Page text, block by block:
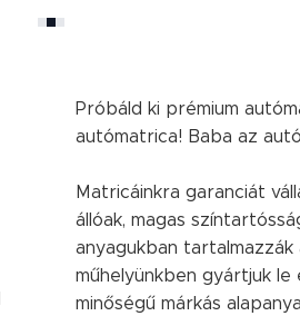
Próbáld ki prémium
autómatrica! Baba az
Matricáinkra garanciát
állóak, magas
anyagukban
műhelyünkben gyártjuk le
minőségű márkás